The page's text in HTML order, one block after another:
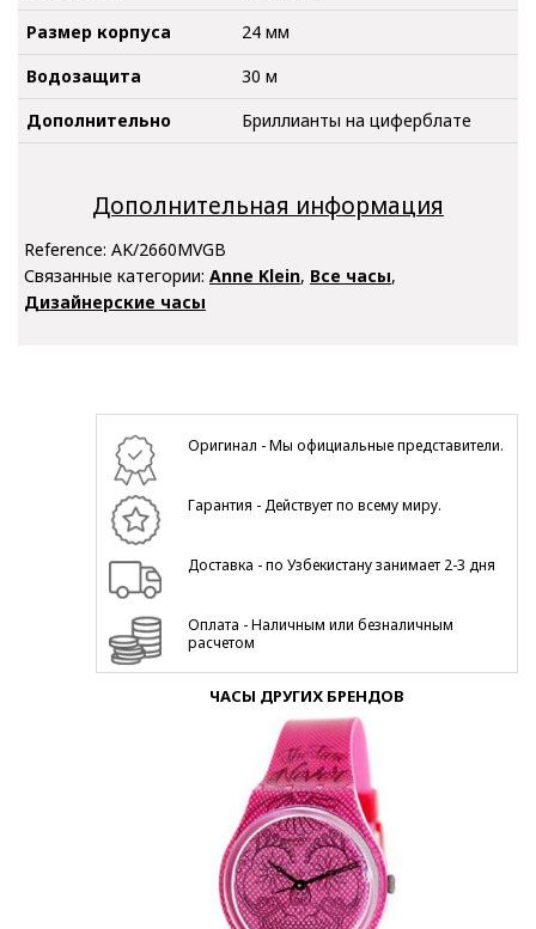
Размер корпуса
24 мм
Водозащита
30 м
Дополнительно
Бриллианты на циферблате
Дополнительная информация
Reference: AK/2660MVGB
Связанные категории: Anne Klein, Все часы,
Дизайнерские часы
Оригинал - Мы официальные представители.
Гарантия - Действует по всему миру.
Доставка - по Узбекистану занимает 2-3 дня
Оплата - Наличным или безналичным
расчетом
ЧАСЫ ДРУГИХ БРЕНДОВ